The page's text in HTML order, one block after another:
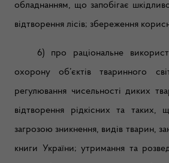
обладнанням, що запобігає
відтворення лісів; збереження
6) про раціональне
охорону об’єктів тваринного
регулювання чисельності диких
відтворення рідкісних та таких,
загрозою зникнення, видів тварин,
книги України; утримання та